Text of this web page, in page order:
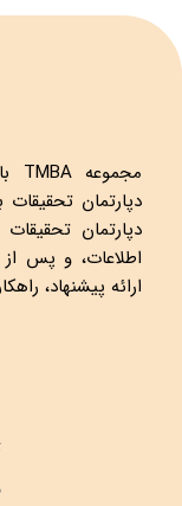
مجموعهTMBA
دپارتمان
دپارتمان
ارائه پیشنهاد،